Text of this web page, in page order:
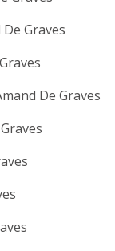
Graves
De Graves